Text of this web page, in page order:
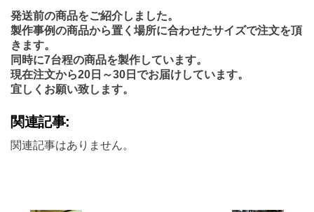
発送前の商品をご紹介しました。
製作事例の商品から置く場所に合わせたサイズで注文を頂
きます。
同時に7台程の商品を製作しています。
現在注文から20日～30日でお届けしています。
宜しくお願い致します。
関連記事:
関連記事はありません。